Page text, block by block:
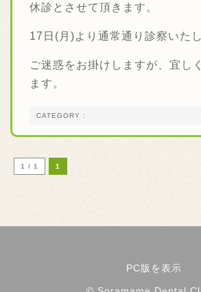
休診とさせて頂きます。
17日(月)より通常通り診察いたし
ご迷惑をお掛けしますが、宜し
ます。
CATEGORY :
1 / 1 1
PC版を表示